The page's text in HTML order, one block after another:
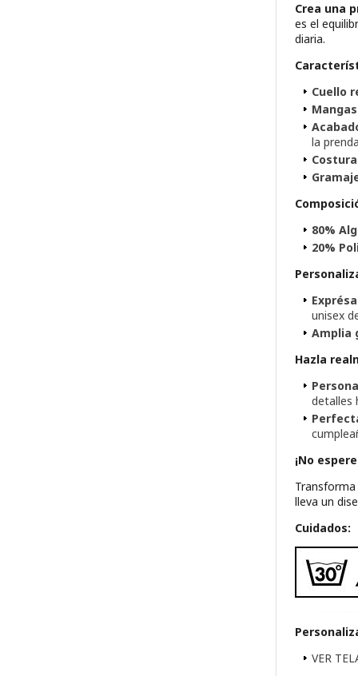
Crea una
es el
diaria.
Cuello
la
80%
20%
unisex
Amplia
Hazla
detalles
¡No
lleva un
Cuidados:
VER